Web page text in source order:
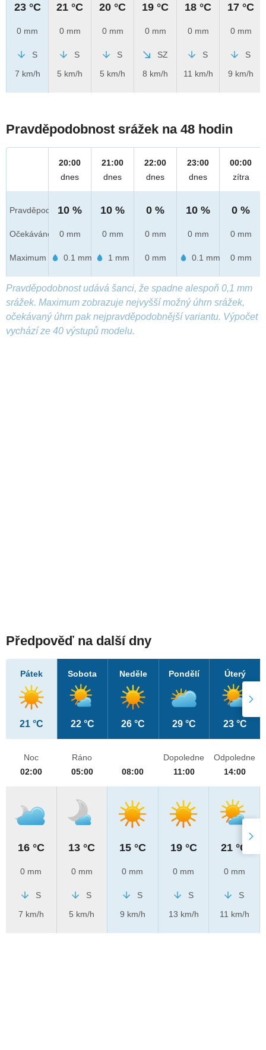
23 °C
0 mm
S
7 km/h
21 °C
0 mm
S
5 km/h
20 °C
0 mm
S
5 km/h
19 °C
0 mm
SZ
8 km/h
18 °C
0 mm
S
11 km/h
17 °C
0 mm
S
9 km/h
Pravděpodobnost srážek na 48 hodin
Pravděpod.
Očekáváno
Maximum
20:00
dnes
10 %
0 mm
0.1 mm
21:00
dnes
10 %
0 mm
1 mm
22:00
dnes
0 %
0 mm
0 mm
23:00
dnes
10 %
0 mm
0.1 mm
00:00
zítra
0 %
0 mm
0 mm
Pravděpodobnost udává šanci, že spadne alespoň 0,1 mm
srážek. Maximum zobrazuje nejvyšší možný úhrn srážek,
očekávaný úhrn pak nejpravděpodobnější variantu. Výpočet
vychází ze 40 výstupů modelu.
Předpověď na další dny
Pátek
21 °C
Sobota
22 °C
Neděle
26 °C
Pondělí
29 °C
Úterý
23 °C
Noc
02:00
16 °C
0 mm
S
7 km/h
Ráno
05:00
13 °C
0 mm
S
5 km/h
08:00
15 °C
0 mm
S
9 km/h
Dopoledne
11:00
19 °C
0 mm
S
13 km/h
Odpoledne
14:00
21 °C
0 mm
S
11 km/h